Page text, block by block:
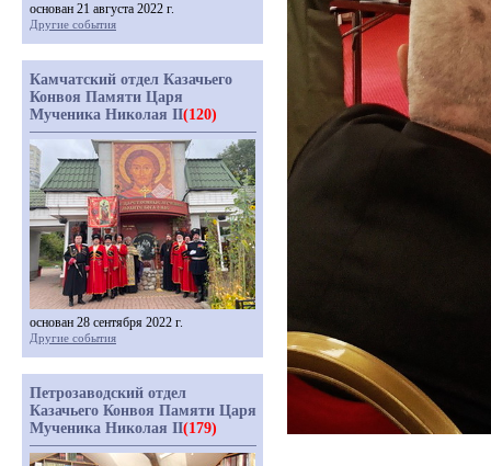
основан 21 августа 2022 г.
Другие события
Камчатский отдел Казачьего
Конвоя Памяти Царя
Мученика Николая II(120)
основан 28 сентября 2022 г.
Другие события
Петрозаводский отдел
Казачьего Конвоя Памяти Царя
Мученика Николая II(179)